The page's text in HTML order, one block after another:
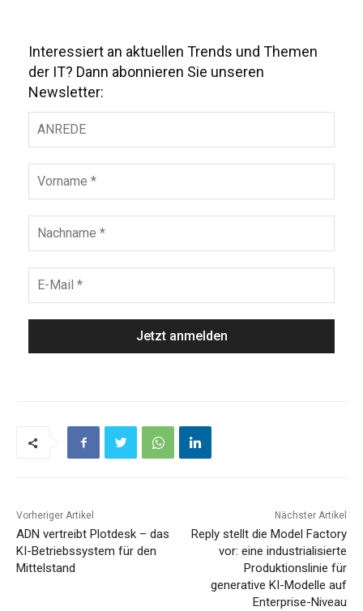
Interessiert an aktuellen Trends und Themen
der IT? Dann abonnieren Sie unseren
Newsletter:
Vorheriger Artikel
ADN vertreibt Plotdesk – das
KI-Betriebssystem für den
Mittelstand
Nächster Artikel
Reply stellt die Model Factory
vor: eine industrialisierte
Produktionslinie für
generative KI-Modelle auf
Enterprise-Niveau